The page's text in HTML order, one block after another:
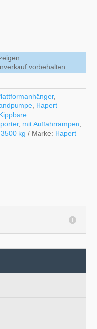
vorbehalten.
,
Hapert
Kippbare
, mit Auffahrrampen
kg Marke: Hapert